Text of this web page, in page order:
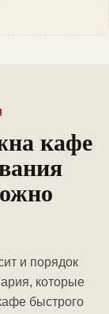
кафе
и порядок
которые
быстрого